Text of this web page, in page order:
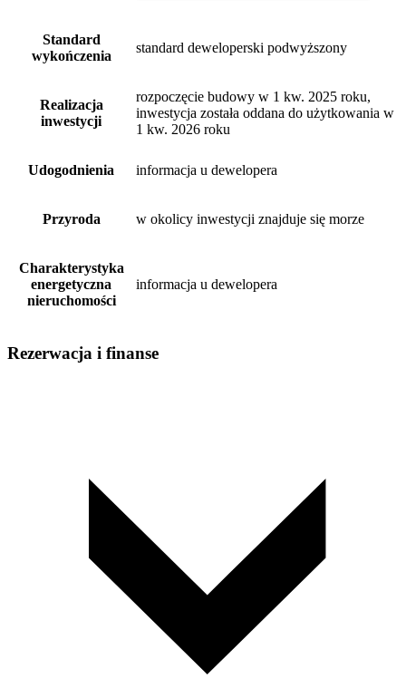
Standard
wykończenia
standard deweloperski podwyższony
Realizacja
inwestycji
rozpoczęcie budowy w 1 kw. 2025 roku,
inwestycja została oddana do użytkowania w
1 kw. 2026 roku
Udogodnienia informacja u dewelopera
Przyroda w okolicy inwestycji znajduje się morze
Charakterystyka
energetyczna
nieruchomości
informacja u dewelopera
Rezerwacja i finanse